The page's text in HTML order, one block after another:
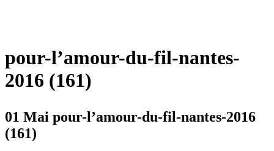
pour-l’amour-du-fil-nantes-
2016 (161)
01 Mai pour-l’amour-du-fil-nantes-2016
(161)